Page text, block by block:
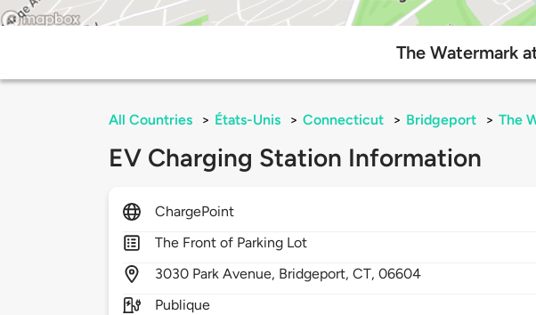
The Watermark
All Countries > États-Unis > Connecticut > Bridgeport > The
EV Charging Station Information
ChargePoint
The Front of Parking Lot
3030 Park Avenue, Bridgeport,CT,06604
Publique